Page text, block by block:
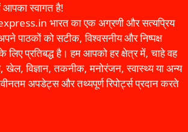
आपका स्वागत है!
भारत का एक अग्रणी और सत्यप्रिय
पाठकों को सटीक, विश्वसनीय और निष्पक्ष
लिए प्रतिबद्ध है। हम आपको हर क्षेत्र में, चाहे वह
खेल, विज्ञान, तकनीक, मनोरंजन, स्वास्थ्य या अन्य
अपडेट्स और तथ्यपूर्ण रिपोर्ट्स प्रदान करते